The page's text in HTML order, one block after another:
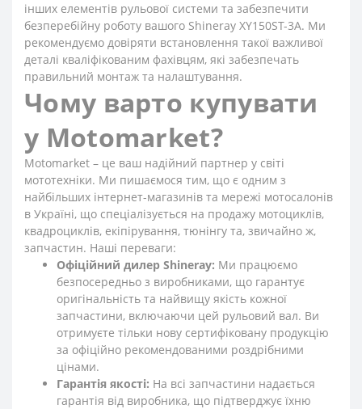
інших елементів рульової системи та забезпечити
безперебійну роботу вашого Shineray XY150ST-3A. Ми
рекомендуємо довіряти встановлення такої важливої
деталі кваліфікованим фахівцям, які забезпечать
правильний монтаж та налаштування.
Чому варто купувати
у Motomarket?
Motomarket – це ваш надійний партнер у світі
мототехніки. Ми пишаємося тим, що є одним з
найбільших інтернет-магазинів та мережі мотосалонів
в Україні, що спеціалізується на продажу мотоциклів,
квадроциклів, екіпірування, тюнінгу та, звичайно ж,
запчастин. Наші переваги:
Офіційний дилер Shineray: Ми працюємо
безпосередньо з виробниками, що гарантує
оригінальність та найвищу якість кожної
запчастини, включаючи цей рульовий вал. Ви
отримуєте тільки нову сертифіковану продукцію
за офіційно рекомендованими роздрібними
цінами.
Гарантія якості: На всі запчастини надається
гарантія від виробника, що підтверджує їхню